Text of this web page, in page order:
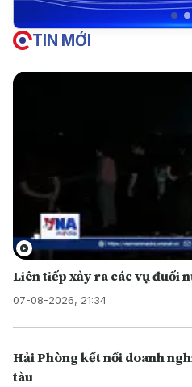
TIN MỚI
Liên tiếp xảy ra các vụ đuối
07-08-2026, 21:34
Hải Phòng kết nối doanh
tàu